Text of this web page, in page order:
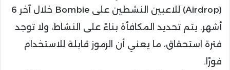
(Airdrop) للاعبين النشطين على Bombie خلال آخر 6
أشهر. يتم تحديد المكافأة بناءً على النشاط، ولا توجد
فترة استحقاق، ما يعني أن الرموز قابلة للاستخدام
فورًا.